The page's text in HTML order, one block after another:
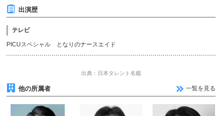
出演歴
テレビ
PICUスペシャル となりのナースエイド
出典：日本タレント名鑑
他の所属者 一覧を見る